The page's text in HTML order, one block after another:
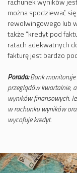
można spodziewać
rewolwingowego lub
także “kredyt pod
ratach adekwatnych
fakturę jest bardzo
Porada:Bank monitoruje
przeglądów kwartalnie,
wyników finansowych.
w rachunku wyników
wycofuje kredyt.